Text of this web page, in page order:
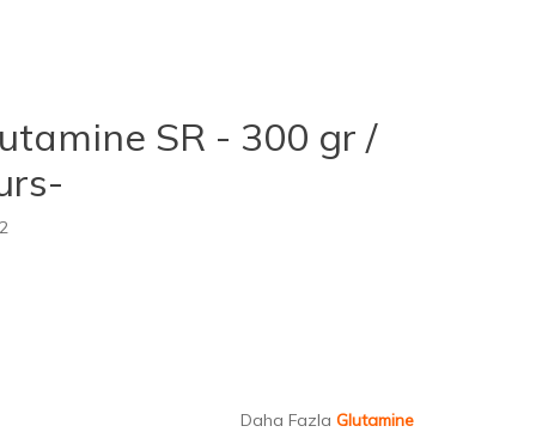
SR - 300 gr /
Daha Fazla Glutamine